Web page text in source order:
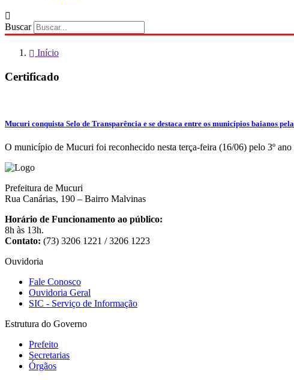
Buscar
Início
Certificado
Mucuri conquista Selo de Transparência e se destaca entre os municípios baianos
O município de Mucuri foi reconhecido nesta terça-feira (16/06) pelo 3º
Prefeitura de Mucuri
Rua Canárias, 190 – Bairro Malvinas
Horário de Funcionamento ao público:
8h às 13h.
Contato: (73) 3206 1221 / 3206 1223
Ouvidoria
Fale Conosco
Ouvidoria Geral
SIC - Serviço de Informação
Estrutura do Governo
Prefeito
Secretarias
Órgãos